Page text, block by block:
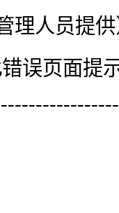
理人员提
误页面提